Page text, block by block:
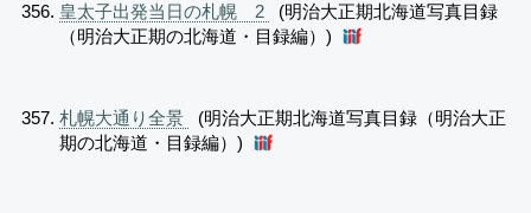
皇太子出発当日の札幌 2
(明治大正期北海道写真目録
（明治大正期の北海道・目録編）)
札幌大通り全景
(明治大正期北海道写真目録（明治大正
期の北海道・目録編）)